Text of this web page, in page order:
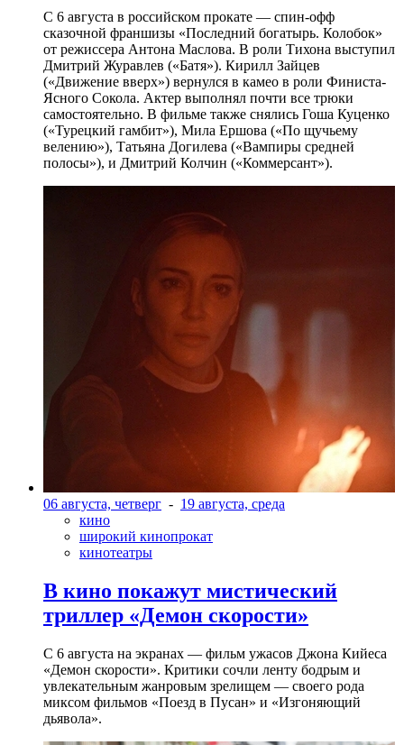
С 6 августа в российском прокате — спин-офф
сказочной франшизы «Последний богатырь. Колобок»
от режиссера Антона Маслова. В роли Тихона выступил
Дмитрий Журавлев («Батя»). Кирилл Зайцев
(«Движение вверх») вернулся в камео в роли Финиста-
Ясного Сокола. Актер выполнял почти все трюки
самостоятельно. В фильме также снялись Гоша Куценко
(«Турецкий гамбит»), Мила Ершова («По щучьему
велению»), Татьяна Догилева («Вампиры средней
полосы»), и Дмитрий Колчин («Коммерсант»).
06 августа, четверг - 19 августа, среда
кино
широкий кинопрокат
кинотеатры
В кино покажут мистический
триллер «Демон скорости»
С 6 августа на экранах — фильм ужасов Джона Кийеса
«Демон скорости». Критики сочли ленту бодрым и
увлекательным жанровым зрелищeм — своего рода
миксом фильмов «Поезд в Пусан» и «Изгоняющий
дьявола».